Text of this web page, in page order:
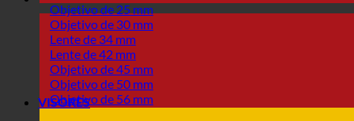
Objetivo de 25 mm
Objetivo de 30 mm
Lente de 34 mm
Lente de 42 mm
Objetivo de 45 mm
Objetivo de 50 mm
Objetivo de 56 mm
VISORES